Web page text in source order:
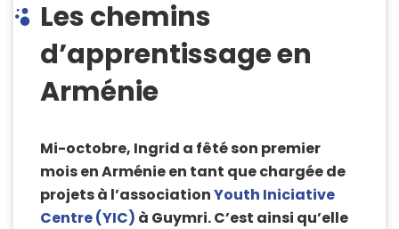
Les chemins
d’apprentissage en
Arménie
Mi-octobre, Ingrid a fêté son premier
mois en Arménie en tant que chargée de
projets à l’associationYouth Iniciative
Centre (YIC) à Guymri. C’est ainsi qu’elle